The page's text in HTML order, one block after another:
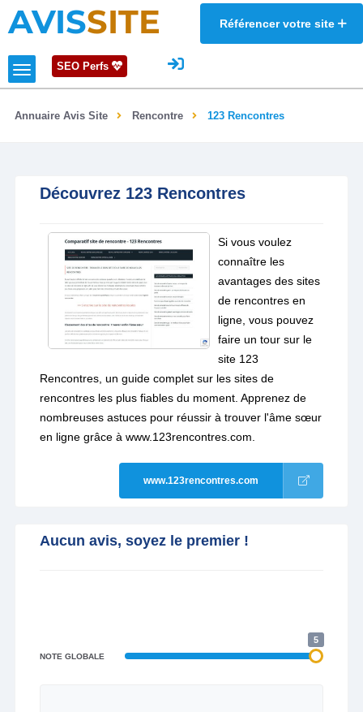
AVISSITE Référencer votre site
SEO Perfs
Annuaire Avis Site Rencontre 123 Rencontres
Découvrez 123 Rencontres
Si vous voulez
connaître les
avantages des sites
de rencontres en
ligne, vous pouvez
faire un tour sur le
site 123
Rencontres, un guide complet sur les sites de
rencontres les plus fiables du moment. Apprenez de
nombreuses astuces pour réussir à trouver l'âme sœur
en ligne grâce à www.123rencontres.com.
www.123rencontres.com
Aucun avis, soyez le premier !
NOTE GLOBALE
5